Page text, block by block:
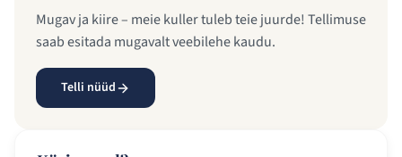
Mugav ja kiire – meie kuller tuleb teie juurde! Tellimuse
saab esitada mugavalt veebilehe kaudu.
Telli nüüd